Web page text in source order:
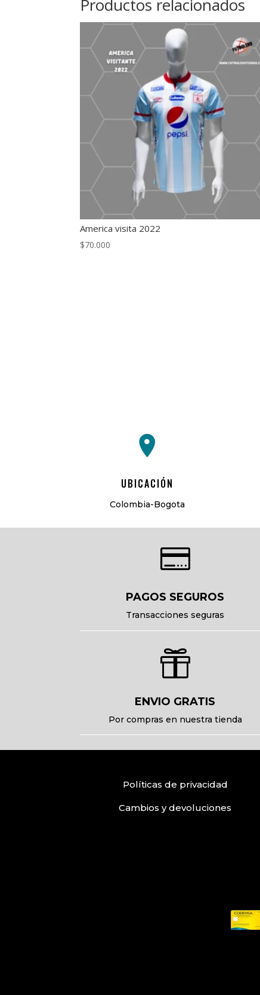
Productos relacionados
America visita 2022
$70.000
UBICACIÓN
Colombia-Bogota

PAGOS SEGUROS
Transacciones seguras

ENVIO GRATIS
Por compras en nuestra tienda
Políticas de privacidad
Cambios y devoluciones